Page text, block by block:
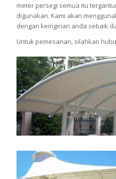
meter persegi semua itu
digunakan. Kami akan
dengan keinginan anda sebaik
Untuk pemesanan, silahkan